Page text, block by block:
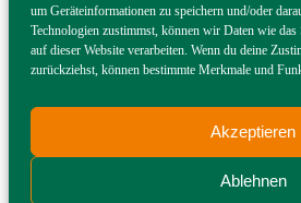
um Geräteinformationen zu speichern und/oder
Technologien zustimmst, können wir Daten wie
auf dieser Website verarbeiten. Wenn du deine
zurückziehst, können bestimmte Merkmale und
Akzeptieren
Ablehnen
Baustoffe
Baustoffe
Betontankstelle
Gastronomieservice
Fettabscheider/‐ Inhalte
Heitmann